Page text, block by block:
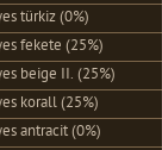
türkiz (0%)
fekete (25%)
beige II. (25%)
korall (25%)
antracit (0%)